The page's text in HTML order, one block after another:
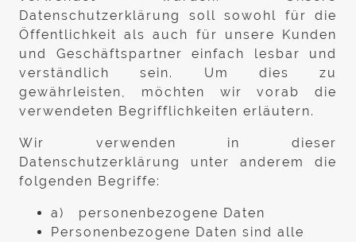
Datenschutzerklärung soll sowohl für die
Öffentlichkeit als auch für unsere Kunden
und Geschäftspartner einfach lesbar und
verständlich sein. Um dies zu
gewährleisten, möchten wir vorab die
verwendeten Begrifflichkeiten erläutern.
Wir verwenden in dieser
Datenschutzerklärung unter anderem die
folgenden Begriffe:
a) personenbezogene Daten
Personenbezogene Daten sind alle